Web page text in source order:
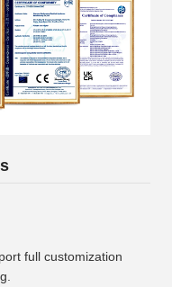
full customization